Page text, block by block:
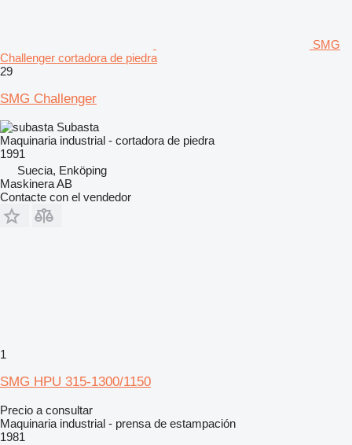
SMG
Challenger cortadora de piedra
29
SMG Challenger
Subasta
Maquinaria industrial - cortadora de piedra
1991
Suecia, Enköping
Maskinera AB
Contacte con el vendedor
1
SMG HPU 315-1300/1150
Precio a consultar
Maquinaria industrial - prensa de estampación
1981